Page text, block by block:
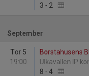
3 - 2
September
Tor 5
19:00
Borstahusens
Ulkavallen IP
8 - 4